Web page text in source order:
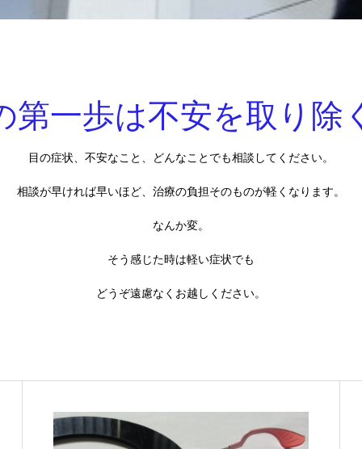
第一歩は不安を取り除
目の症状、不安なこと、どんなことでも相談してください。
相談が早ければ早いほど、治療の負担そのものが軽くなります。
なんか変。
そう感じた時は軽い症状でも
どうぞ遠慮なくお越しください。